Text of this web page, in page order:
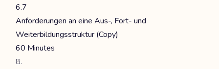
6.7
Anforderungen an eine Aus-, Fort- und
Weiterbildungsstruktur (Copy)
60 Minutes